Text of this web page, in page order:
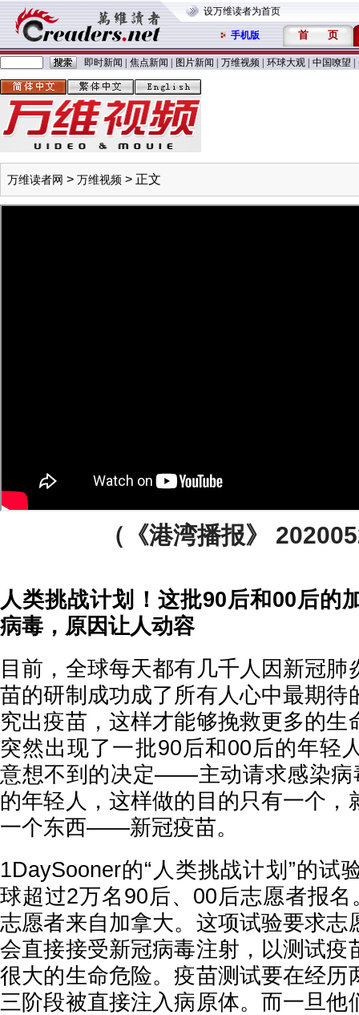
设万维读者为首页
手机版 首 页
即时新闻 焦点新闻 图片新闻 万维视频 环球大观 中国嘹望
万维读者网 > 万维视频 > 正文
（《港湾播报》
人类挑战计划！这批90后和00后的
病毒，原因让人动容
目前，全球每天都有几千人因新冠肺
苗的研制成功成了所有人心中最期待
究出疫苗，这样才能够挽救更多的生
突然出现了一批90后和00后的年轻
意想不到的决定——主动请求感染病
的年轻人，这样做的目的只有一个，
一个东西——新冠疫苗。
1DaySooner的“人类挑战计划”的试
球超过2万名90后、00后志愿者报
志愿者来自加拿大。这项试验要求志
会直接接受新冠病毒注射，以测试疫
很大的生命危险。疫苗测试要在经历
三阶段被直接注入病原体。而一旦他